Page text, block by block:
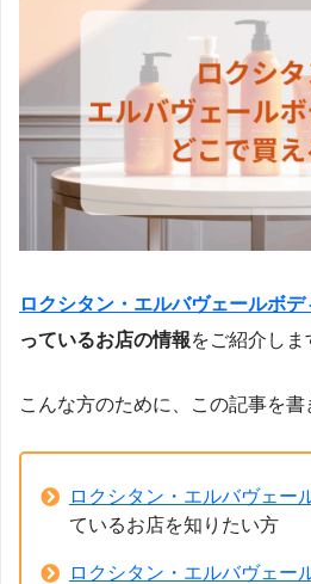
ロクシタン・エルバヴェールボデ
っているお店の情報をご紹介しま
こんな方のために、この記事を書
ロクシタン・エルバヴェー
ているお店を知りたい方
ロクシタン・エルバヴェー